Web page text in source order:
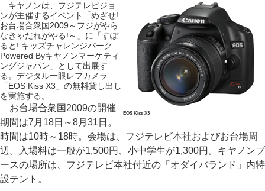
EOS Kiss X3
キヤノンは、フジテレビジョ
ンが主催するイベント「めざせ!
お台場合衆国2009～フジがやら
なきゃだれがやる!～」に「すぽ
ると! キッズチャレンジパーク
Powered Byキヤノンマーケティ
ングジャパン」として出展す
る。デジタル一眼レフカメラ
「EOS Kiss X3」の無料貸し出し
を実施する。
お台場合衆国2009の開催
期間は7月18日～8月31日。
時間は10時～18時。会場は、フジテレビ本社およびお台場周
辺。入場料は一般が1,500円、小中学生が1,300円。キヤノンブ
ースの場所は、フジテレビ本社付近の「オダイバランド」内特
設テント。